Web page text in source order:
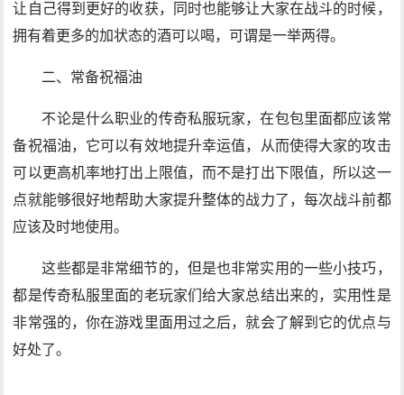
让自己得到更好的收获，同时也能够让大家在战斗的时候，
拥有着更多的加状态的酒可以喝，可谓是一举两得。
二、常备祝福油
不论是什么职业的传奇私服玩家，在包包里面都应该常
备祝福油，它可以有效地提升幸运值，从而使得大家的攻击
可以更高机率地打出上限值，而不是打出下限值，所以这一
点就能够很好地帮助大家提升整体的战力了，每次战斗前都
应该及时地使用。
这些都是非常细节的，但是也非常实用的一些小技巧，
都是传奇私服里面的老玩家们给大家总结出来的，实用性是
非常强的，你在游戏里面用过之后，就会了解到它的优点与
好处了。